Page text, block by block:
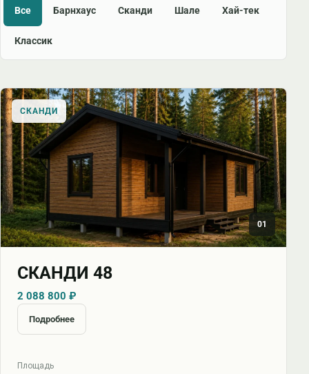
Все Барнхаус Сканди Шале Хай-тек
Классик
СКАНДИ
01
СКАНДИ 48
2 088 800 ₽
Подробнее
Площадь